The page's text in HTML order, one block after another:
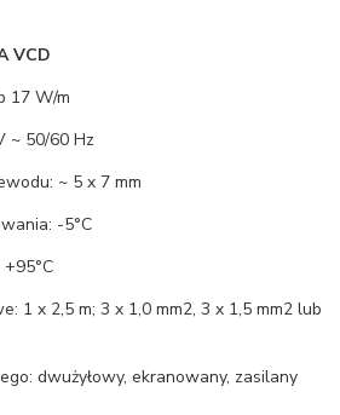
VCD
17 W/m
~ 50/60 Hz
~ 5 x 7 mm
-5°C
1 x 2,5 m; 3 x 1,0 mm2, 3 x 1,5 mm2 lub
dwużyłowy, ekranowany, zasilany